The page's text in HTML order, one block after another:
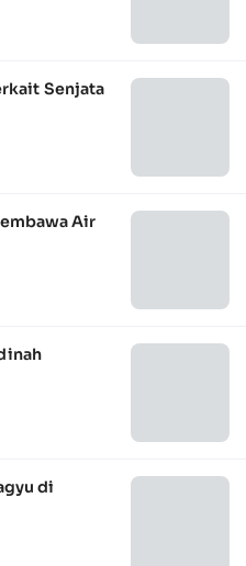
Senjata
Air
di